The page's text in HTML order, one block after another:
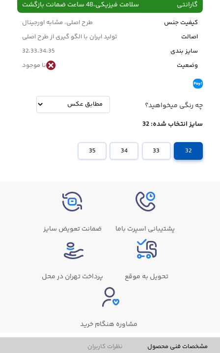
گارانتی سلامت فیزیکی،48 ساعت ضمانت بازگشت
کیفیت جنس
طرح اصلی، مشابه اورجینال
اصالت
تولید ایران با الگو گیری از طرح اصلی
سایز بندی
32،33،34،35
وضعیت
نا موجود
چه رنگی میخواهید؟
سایز انتخاب شده:32
32
33
34
35
پشتیبانی اسپرت باما ضمانت تعویض سایز
تحویل به موقع پرداخت تهران در محل
مشاوره هنگام خرید
مشخصات فنی محصول نظرات کاربران